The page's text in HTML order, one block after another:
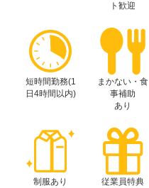
ト歓迎
短時間勤務(1
日4時間以内)
まかない・食
事補助
あり
制服あり
従業員特典